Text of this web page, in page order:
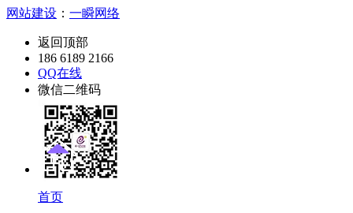
网站建设 ： 一瞬网络
返回顶部
186 6189 2166
QQ在线
微信二维码
首页